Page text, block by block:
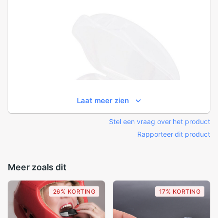
Laat meer zien
Stel een vraag over het product
Rapporteer dit product
Meer zoals dit
26% KORTING 17% KORTING